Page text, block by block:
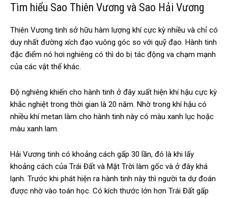
Tìm hiểu Sao Thiên Vương và Sao Hải Vương
Thiên Vương tinh sở hữu hàm lượng khí cực kỳ nhiều và chỉ có
duy nhất đường xích đạo vuông góc so với quỹ đạo. Hành tinh
đặc điểm nó hơi nghiêng có thì do bị tác động va chạm mạnh
của các vật thể khác.
Độ nghiêng khiến cho hành tinh ở đây xuất hiện khí hậu cực kỳ
khắc nghiệt trong thời gian là 20 năm. Nhờ trong khí hậu có
nhiều khí metan làm cho hành tinh này có màu xanh lục hoặc
màu xanh lam.
Hải Vương tinh có khoảng cách gấp 30 lần, đó là khi lấy
khoảng cách của Trái Đất và Mặt Trời làm gốc và ở đây khá
lạnh. Trước khi phát hiện ra hành tinh này thì người ta dự đoán
được nhờ vào toán học. Có kích thước lớn hơn Trái Đất gấp